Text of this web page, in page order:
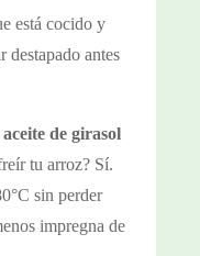
está cocido y
destapado antes
aceite de girasol
tu arroz? Sí.
sin perder
impregna de